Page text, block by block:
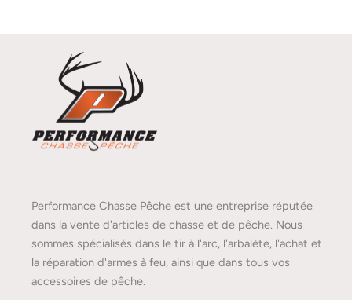
Performance Chasse Pêche est une entreprise réputée
dans la vente d'articles de chasse et de pêche. Nous
sommes spécialisés dans le tir à l'arc, l'arbalète, l'achat et
la réparation d'armes à feu, ainsi que dans tous vos
accessoires de pêche.